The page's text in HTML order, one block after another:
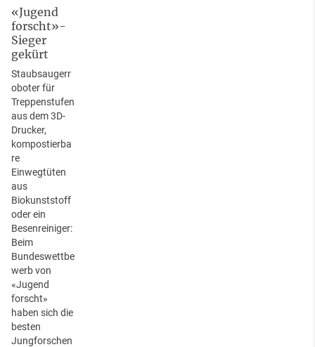
«Jugend
forscht»-
Sieger
gekürt
Staubsaugerr
oboter für
Treppenstufen
aus dem 3D-
Drucker,
kompostierba
re
Einwegtüten
aus
Biokunststoff
oder ein
Besenreiniger:
Beim
Bundeswettbe
werb von
«Jugend
forscht»
haben sich die
besten
Jungforschen